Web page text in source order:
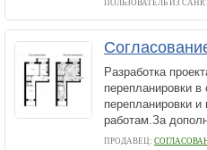
ПОЛЬЗОВАТЕЛЬ ИЗ
Разработка
перепланировки в
перепланировки
работам.За
ПРОДАВЕЦ: